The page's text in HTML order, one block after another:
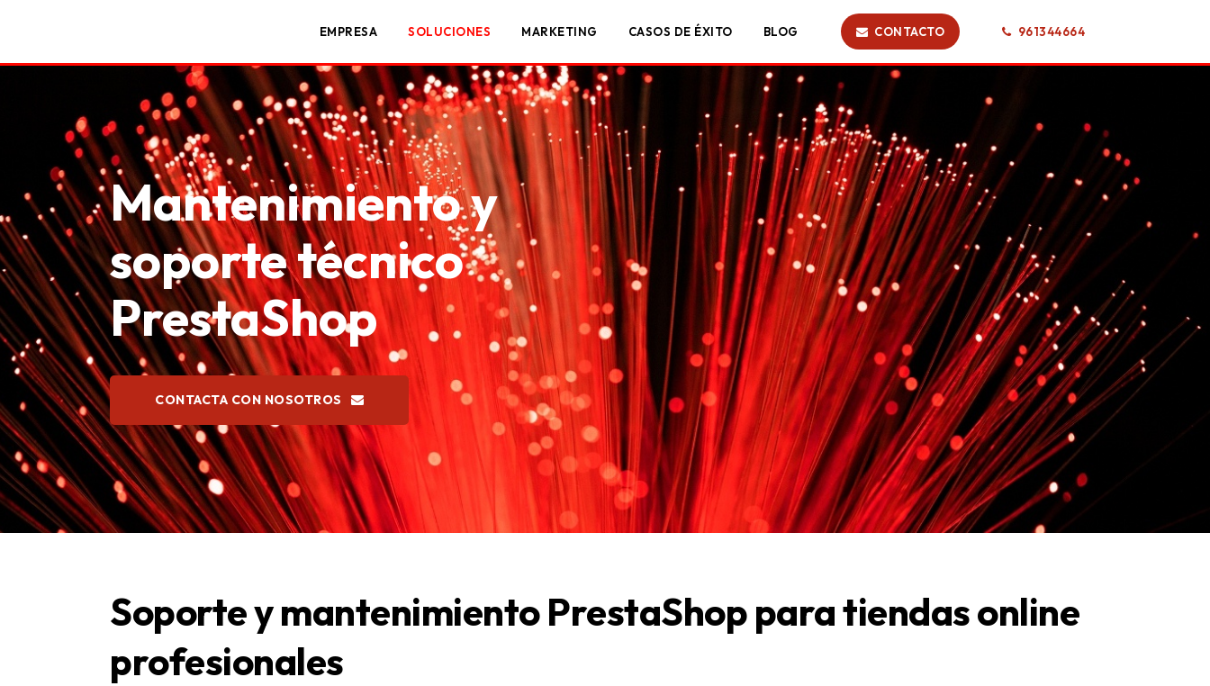
EMPRESA SOLUCIONES MARKETING CASOS DE ÉXITO BLOG CONTACTO 961344664
Mantenimiento y
soporte técnico
PrestaShop
CONTACTA CON NOSOTROS
Soporte y mantenimiento PrestaShop para tiendas online
profesionales